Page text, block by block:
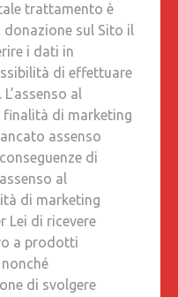
trattamento è
donazione sul Sito il
i dati in
di effettuare
al
di marketing
assenso
di
al
di marketing
Lei di ricevere
a prodotti
di svolgere